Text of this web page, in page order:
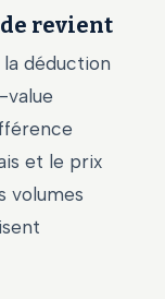
revient
déduction
value
et le prix
volumes